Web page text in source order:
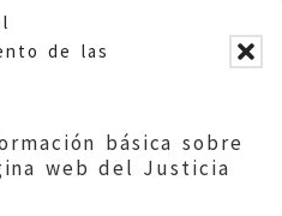
de las
básica sobre
web del Justicia
28
29
40